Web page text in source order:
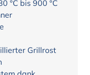
°C bis 900 °C
Grillrost